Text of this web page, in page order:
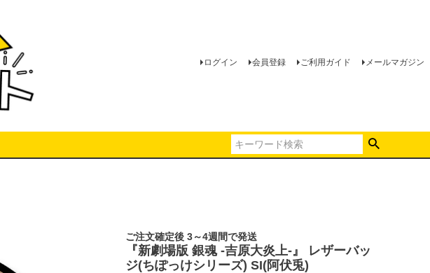
ログイン 会員登録 ご利用ガイド メールマガジン
ご注文確定後 3～4週間で発送
『新劇場版 銀魂 -吉原大炎上-』 レザーバッ
ジ(ちぽっけシリーズ) SI(阿伏兎)